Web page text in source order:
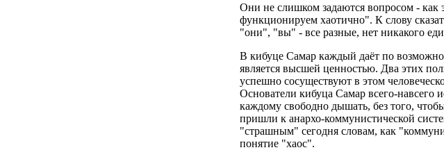
Они не слишком задаются вопросом - как
функционируем хаотично". К слову
"они", "вы" - все разные, нет никакого
В кибуце Самар каждый даёт по
является высшей ценностью. Два этих
успешно сосуществуют в этом
Основатели кибуца Самар всего-навсего
каждому свободно дышать, без того,
пришли к анархо-коммунистической
"страшным" сегодня словам, как
понятие "хаос".